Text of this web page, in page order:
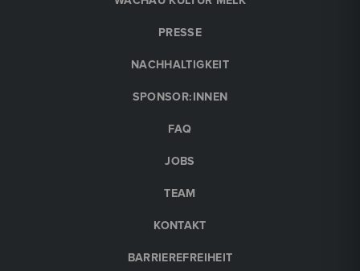
PRESSE
NACHHALTIGKEIT
SPONSOR:INNEN
FAQ
JOBS
TEAM
KONTAKT
BARRIEREFREIHEIT